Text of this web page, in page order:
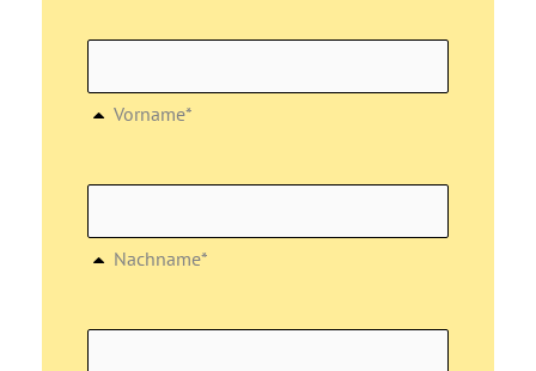
Vorname*
Nachname*